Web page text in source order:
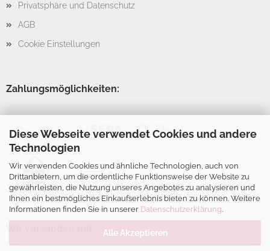
Diese Webseite verwendet Cookies und andere
Technologien
Wir verwenden Cookies und ähnliche Technologien, auch von
Drittanbietern, um die ordentliche Funktionsweise der Website zu
gewährleisten, die Nutzung unseres Angebotes zu analysieren und
Ihnen ein bestmögliches Einkaufserlebnis bieten zu können. Weitere
Informationen finden Sie in unserer Datenschutzerklärung.
Alle Akzeptieren
Privatsphäre und Datenschutz
AGB
Cookie Einstellungen
Zahlungsmöglichkeiten: